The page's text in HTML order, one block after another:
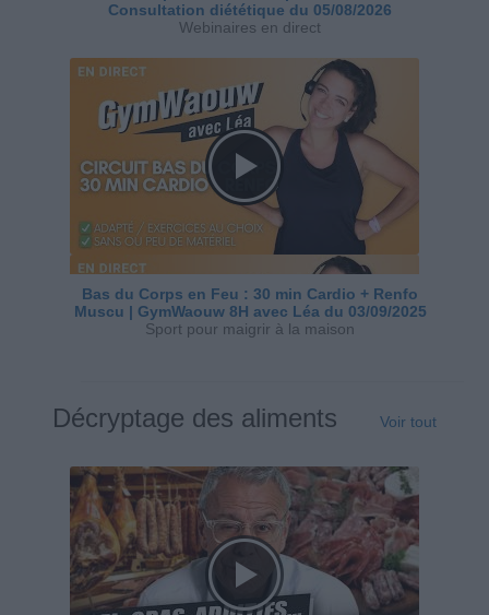
Consultation diététique du 05/08/2026
Webinaires en direct
Bas du Corps en Feu : 30 min Cardio + Renfo
Muscu | GymWaouw 8H avec Léa du 03/09/2025
Sport pour maigrir à la maison
Décryptage des aliments Voir tout